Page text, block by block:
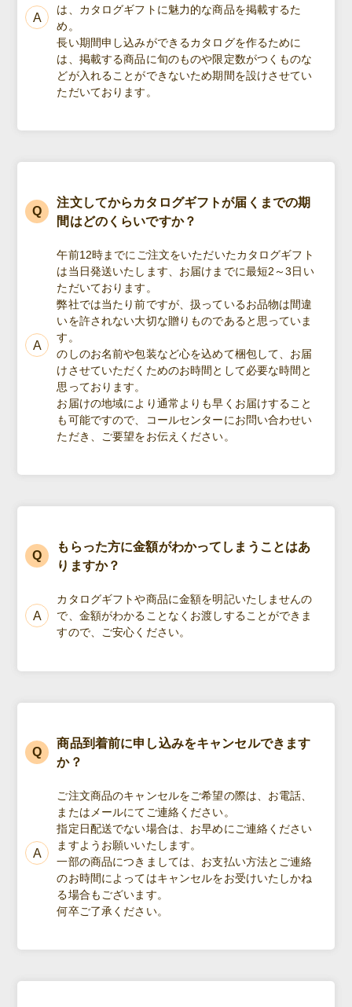
は、カタログギフトに魅力的な商品を掲載するた
め。
長い期間申し込みができるカタログを作るために
は、掲載する商品に旬のものや限定数がつくものな
どが入れることができないため期間を設けさせてい
ただいております。
注文してからカタログギフトが届くまでの期
間はどのくらいですか？
午前12時までにご注文をいただいたカタログギフト
は当日発送いたします、お届けまでに最短2～3日い
ただいております。
弊社では当たり前ですが、扱っているお品物は間違
いを許されない大切な贈りものであると思っていま
す。
のしのお名前や包装など心を込めて梱包して、お届
けさせていただくためのお時間として必要な時間と
思っております。
お届けの地域により通常よりも早くお届けすること
も可能ですので、コールセンターにお問い合わせい
ただき、ご要望をお伝えください。
もらった方に金額がわかってしまうことはあ
りますか？
カタログギフトや商品に金額を明記いたしませんの
で、金額がわかることなくお渡しすることができま
すので、ご安心ください。
商品到着前に申し込みをキャンセルできます
か？
ご注文商品のキャンセルをご希望の際は、お電話、
またはメールにてご連絡ください。
指定日配送でない場合は、お早めにご連絡ください
ますようお願いいたします。
一部の商品につきましては、お支払い方法とご連絡
のお時間によってはキャンセルをお受けいたしかね
る場合もございます。
何卒ご了承ください。